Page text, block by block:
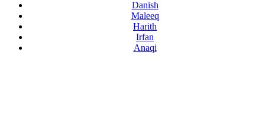
Danish
Maleeq
Harith
Irfan
Anaqi